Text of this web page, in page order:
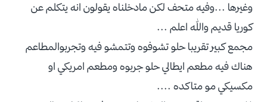
وغيرها ...وفيه متحف لكن مادخلناه يقولون انه يتكلم عن
كوريا قديم والله اعلم ...
مجمع كبير تقريبا حلو تشوفوه وتتمشو فيه وتجربوالمطاعم
هناك فيه مطعم ايطالي حلو جربوه ومطعم امريكي او
مكسيكي مو متاكده ....